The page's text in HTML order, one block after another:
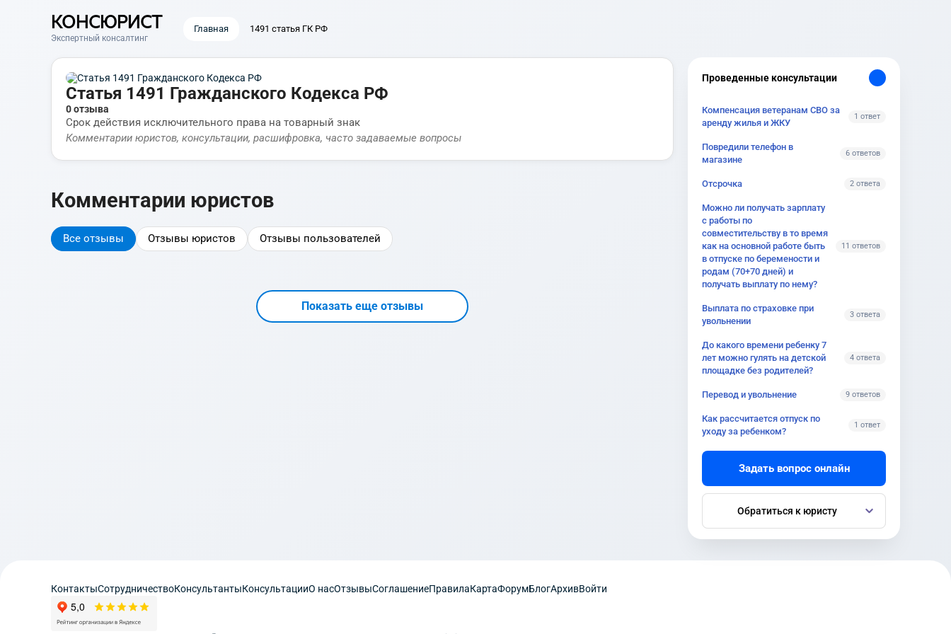
КОНСЮРИСТ
Экспертный консалтинг
Главная 1491 статья ГК РФ
Статья 1491 Гражданского Кодекса РФ
0 отзыва
Срок действия исключительного права на товарный знак
Комментарии юристов, консультации, расшифровка, часто задаваемые вопросы
Комментарии юристов
Все отзывы Отзывы юристов Отзывы пользователей
Показать еще отзывы
Проведенные консультации
Компенсация ветеранам СВО за
аренду жилья и ЖКУ
1 ответ
Повредили телефон в
магазине
6 ответов
Отсрочка 2 ответа
Можно ли получать зарплату
с работы по
совместительству в то время
как на основной работе быть
в отпуске по беремености и
родам (70+70 дней) и
получать выплату по нему?
11 ответов
Выплата по страховке при
увольнении
3 ответа
До какого времени ребенку 7
лет можно гулять на детской
площадке без родителей?
4 ответа
Перевод и увольнение 9 ответов
Как рассчитается отпуск по
уходу за ребенком?
1 ответ
Задать вопрос онлайн
Обратиться к юристу
КонтактыСотрудничествоКонсультантыКонсультацииО насОтзывыСоглашениеПравилаКартаФорумБлогАрхивВойти